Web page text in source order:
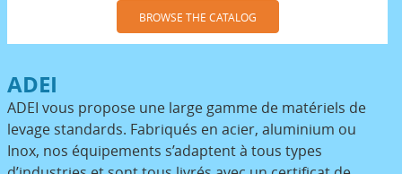
BROWSE THE CATALOG
ADEI
ADEI vous propose une large gamme de matériels de
levage standards. Fabriqués en acier, aluminium ou
Inox, nos équipements s’adaptent à tous types